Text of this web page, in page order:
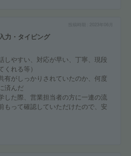
力・タイピング
しやすい、対応が早い、丁寧、現段
れる等）
有がしっかりされていたのか、何度
済んだ
した際、営業担当者の方に一連の流
もって確認していただけたので、安